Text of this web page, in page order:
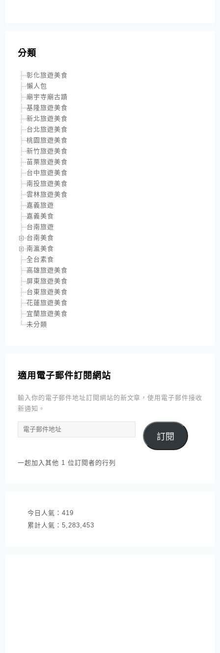
分類
彰化旅遊美食
懶人包
廟宇寺廟古蹟
基隆旅遊美食
新北旅遊美食
台北旅遊美食
桃園旅遊美食
新竹旅遊美食
苗栗旅遊美食
台中旅遊美食
南投旅遊美食
雲林旅遊美食
嘉義旅遊
嘉義美食
台南旅遊
台南美食
南瀛美食
全台素食
高雄旅遊美食
屏東旅遊美食
台東旅遊美食
花蓮旅遊美食
宜蘭旅遊美食
未分類
適用電子郵件訂閱網站
輸入你的電子郵件地址訂閱網站的新文章，使用電子郵件接收
新通知。
電
子
件
訂閱
一起加入其他 1 位訂閱者的行列
今日人氣： 419
累計人氣： 5,283,453